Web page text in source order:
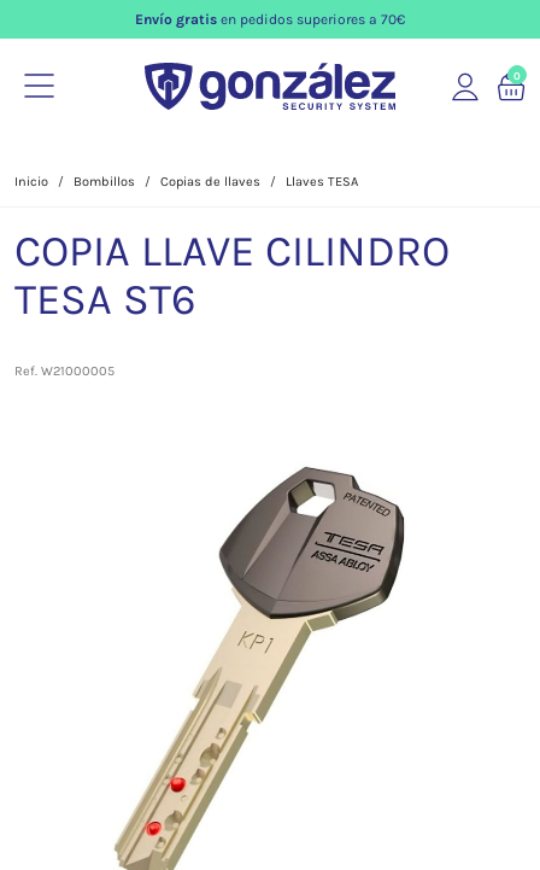
Envío gratis en pedidos superiores a 70€
0
Inicio Bombillos Copias de llaves Llaves TESA
COPIA LLAVE CILINDRO
TESA ST6
Ref. W21000005